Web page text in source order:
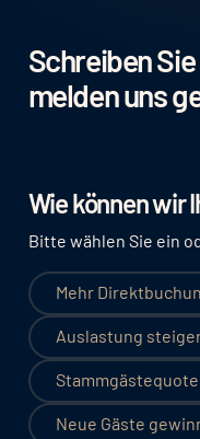
Schreiben
melden uns
Wie können wir
Bitte wählen Sie ein
Mehr
Auslastung
Neue Gäste